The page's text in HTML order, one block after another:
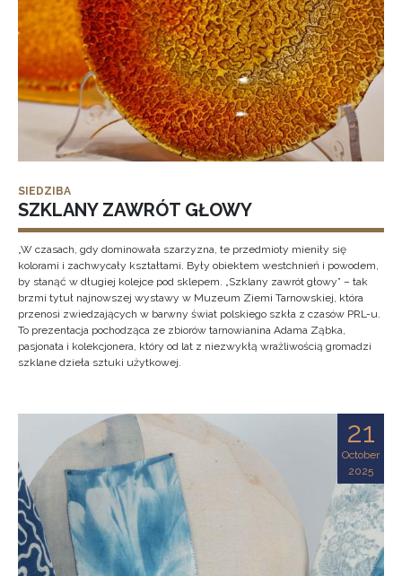
SIEDZIBA
SZKLANY ZAWRÓT GŁOWY
„W czasach, gdy dominowała szarzyzna, te przedmioty mieniły się
kolorami i zachwycały kształtami. Były obiektem westchnień i powodem,
by stanąć w długiej kolejce pod sklepem. „Szklany zawrót głowy” – tak
brzmi tytuł najnowszej wystawy w Muzeum Ziemi Tarnowskiej, która
przenosi zwiedzających w barwny świat polskiego szkła z czasów PRL-u.
To prezentacja pochodząca ze zbiorów tarnowianina Adama Ząbka,
pasjonata i kolekcjonera, który od lat z niezwykłą wrażliwością gromadzi
szklane dzieła sztuki użytkowej.
21
October
2025